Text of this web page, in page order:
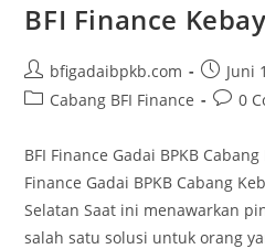
BFI Finance
bfigadaibpkb.com
Juni
Cabang BFI Finance
0
BFI Finance Gadai BPKB
Finance Gadai BPKB Cabang
Selatan Saat ini menawarkan
salah satu solusi untuk orang